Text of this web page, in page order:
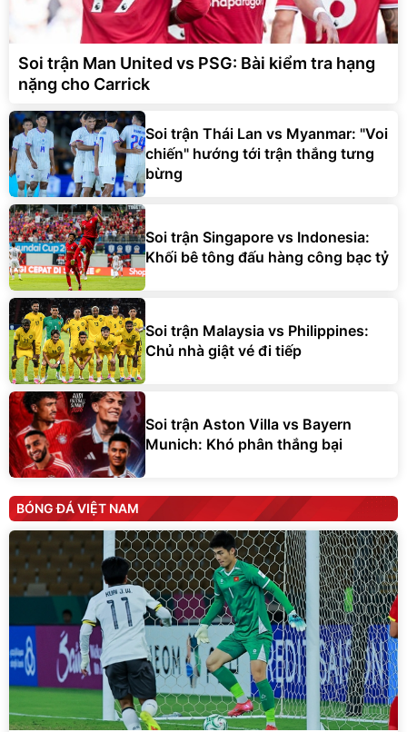
Soi trận Man United vs PSG: Bài kiểm tra hạng
nặng cho Carrick
Soi trận Thái Lan vs Myanmar: "Voi
chiến" hướng tới trận thắng tưng
bừng
Soi trận Singapore vs Indonesia:
Khối bê tông đấu hàng công bạc tỷ
Soi trận Malaysia vs Philippines:
Chủ nhà giật vé đi tiếp
Soi trận Aston Villa vs Bayern
Munich: Khó phân thắng bại
BÓNG ĐÁ VIỆT NAM